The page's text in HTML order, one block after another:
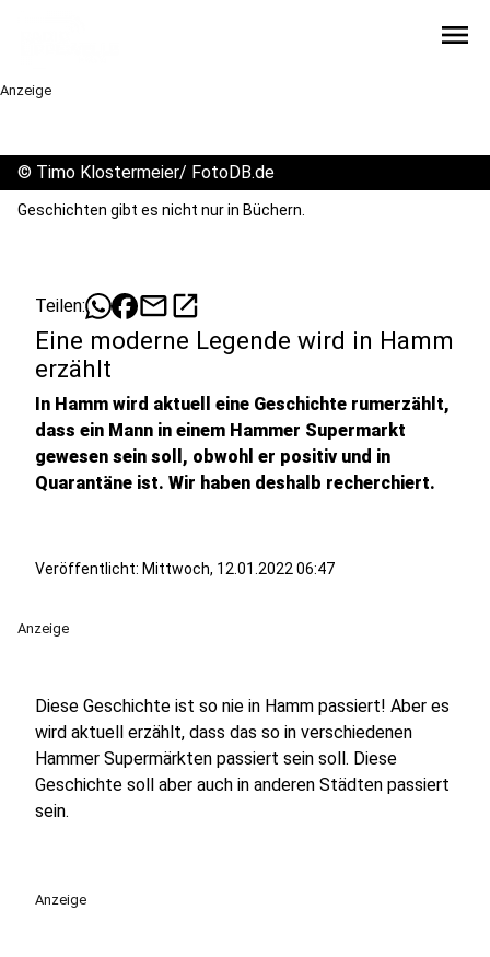
menu
Anzeige
© Timo Klostermeier/ FotoDB.de
Geschichten gibt es nicht nur in Büchern.
Teilen: mailopen_in_new
Eine moderne Legende wird in Hamm
erzählt
In Hamm wird aktuell eine Geschichte rumerzählt,
dass ein Mann in einem Hammer Supermarkt
gewesen sein soll, obwohl er positiv und in
Quarantäne ist. Wir haben deshalb recherchiert.
Veröffentlicht: Mittwoch, 12.01.2022 06:47
Anzeige
Diese Geschichte ist so nie in Hamm passiert! Aber es
wird aktuell erzählt, dass das so in verschiedenen
Hammer Supermärkten passiert sein soll. Diese
Geschichte soll aber auch in anderen Städten passiert
sein.
Anzeige